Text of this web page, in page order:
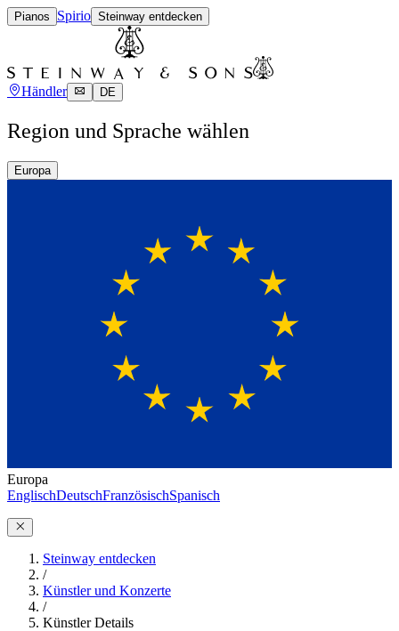
Pianos Spirio Steinway entdecken
Händler DE
Region und Sprache wählen
Europa
Europa
EnglischDeutschFranzösischSpanisch
Steinway entdecken
/
Künstler und Konzerte
/
Künstler Details